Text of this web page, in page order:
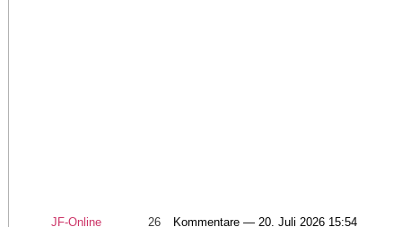
JF-Online 26 Kommentare — 20. Juli 2026 15:54